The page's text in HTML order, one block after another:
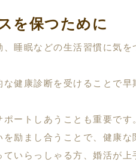
を保つために
睡眠などの生活習慣に気を
健康診断を受けることで早
ートしあうことも重要です
励まし合うことで、健康な
いらっしゃる方、婚活が上